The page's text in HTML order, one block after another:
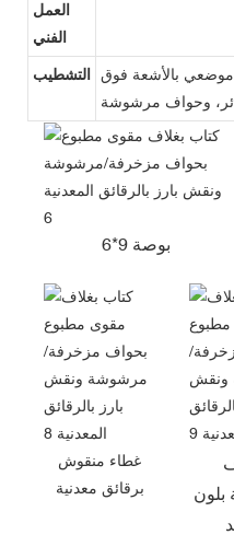
العمل
الفني
التشطيب
موضعي بالأشعة فوق
وحواف مرشوشة
6*9 بوصة
غطاء منقوش
برقائق معدنية